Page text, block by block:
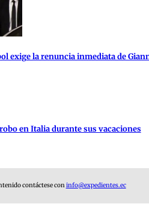
exige la renuncia inmediata de
en Italia durante sus vacaciones
contáctese coninfo@expedientes.ec